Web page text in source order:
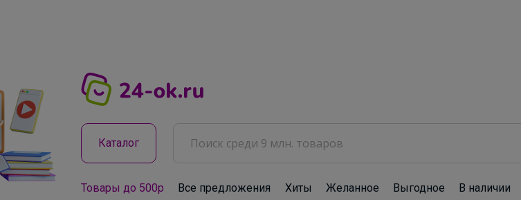
Каталог
Товары до 500р Все предложения Хиты Желанное Выгодное В наличии